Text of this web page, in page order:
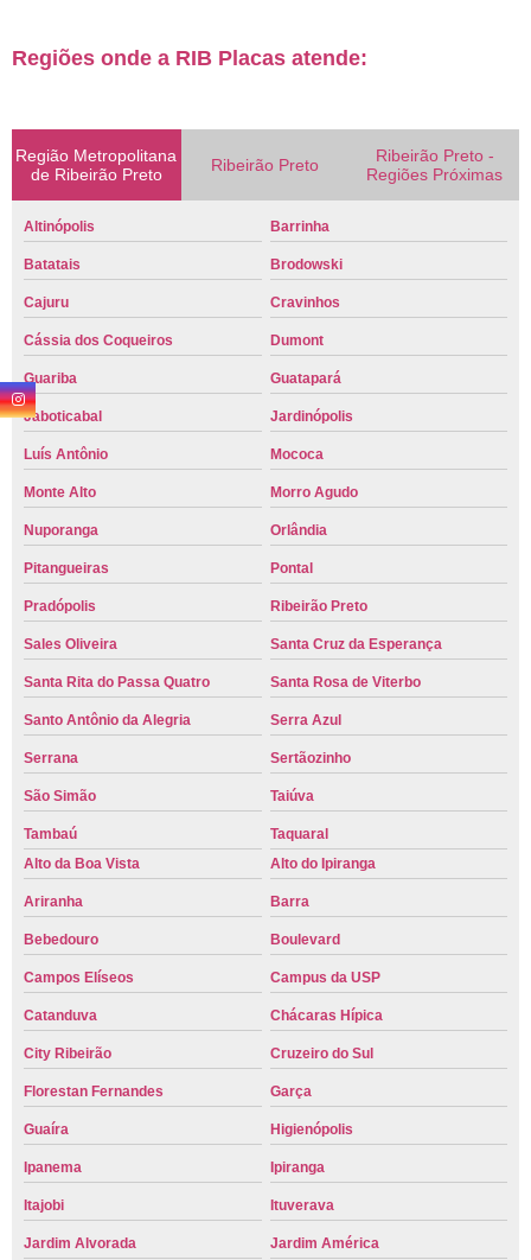
Regiões onde a RIB Placas atende:
Região Metropolitana
de Ribeirão Preto
Ribeirão Preto
Ribeirão Preto -
Regiões Próximas
Altinópolis Barrinha
Batatais Brodowski
Cajuru Cravinhos
Cássia dos Coqueiros Dumont
Guariba Guatapará
Jaboticabal Jardinópolis
Luís Antônio Mococa
Monte Alto Morro Agudo
Nuporanga Orlândia
Pitangueiras Pontal
Pradópolis Ribeirão Preto
Sales Oliveira Santa Cruz da Esperança
Santa Rita do Passa Quatro Santa Rosa de Viterbo
Santo Antônio da Alegria Serra Azul
Serrana Sertãozinho
São Simão Taiúva
Tambaú
Taquaral
Alto da Boa Vista
Alto do Ipiranga
Ariranha Barra
Bebedouro Boulevard
Campos Elíseos Campus da USP
Catanduva Chácaras Hípica
City Ribeirão Cruzeiro do Sul
Florestan Fernandes Garça
Guaíra Higienópolis
Ipanema Ipiranga
Itajobi Ituverava
Jardim Alvorada Jardim América